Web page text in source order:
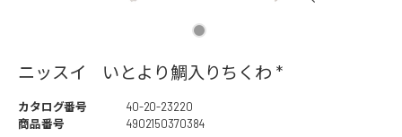
ニッスイ いとより鯛入りちくわ *
カタログ番号
40-20-23220
商品番号
4902150370384